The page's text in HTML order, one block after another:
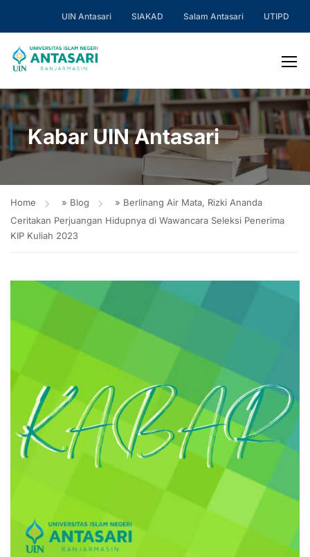
UIN Antasari SIAKAD Salam Antasari UTIPD
Kabar UIN Antasari
Home » Blog » Berlinang Air Mata, Rizki Ananda
Ceritakan Perjuangan Hidupnya di Wawancara Seleksi Penerima
KIP Kuliah 2023